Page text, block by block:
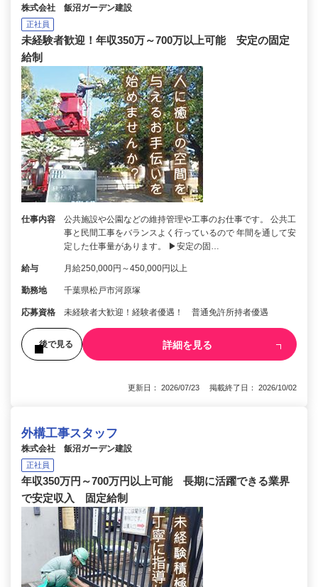
株式会社 飯沼ガーデン建設
正社員
未経験者歓迎！年収350万～700万以上可能 安定の固定
給制
仕事内容
公共施設や公園などの維持管理や工事のお仕事です。 公共工
事と民間工事をバランスよく行っているので 年間を通して安
定した仕事量があります。 ▶︎安定の固…
給与 月給250,000円～450,000円以上
勤務地 千葉県松戸市河原塚
応募資格 未経験者大歓迎！経験者優遇！ 普通免許所持者優遇
後で見る 詳細を見る
更新日： 2026/07/23 掲載終了日： 2026/10/02
外構工事スタッフ
株式会社 飯沼ガーデン建設
正社員
年収350万円～700万円以上可能 長期に活躍できる業界
で安定収入 固定給制